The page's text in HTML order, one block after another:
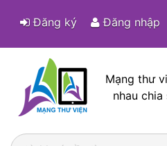
Đăng ký Đăng nhập
Mạng thư
nhau